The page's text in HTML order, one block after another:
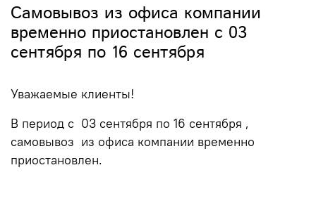
Самовывоз из офиса компании
временно приостановлен с 03
сентября по 16 сентября
Уважаемые клиенты!
В период с 03 сентября по 16 сентября ,
самовывоз из офиса компании временно
приостановлен.